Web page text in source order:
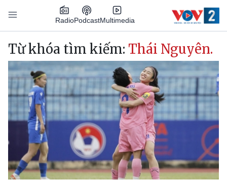
Nhảy đến nội dung
RadioPodcastMultimedia
Main navigation
Từ khóa tìm kiếm: Thái Nguyên.